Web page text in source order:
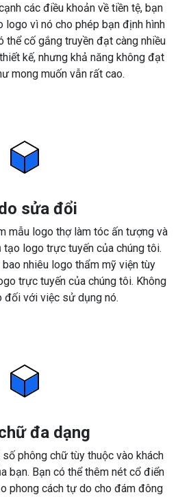
các điều khoản về tiền tệ, bạn
logo vì nó cho phép bạn định hình
thể cố gắng truyền đạt càng nhiều
kế, nhưng khả năng không đạt
mong muốn vẫn rất cao.
sửa đổi
mẫu logo thợ làm tóc ấn tượng và
logo trực tuyến của chúng tôi.
nhiêu logo thẩm mỹ viện tùy
trực tuyến của chúng tôi. Không
đối với việc sử dụng nó.
đa dạng
phông chữ tùy thuộc vào khách
bạn. Bạn có thể thêm nét cổ điển
phong cách tự do cho đám đông